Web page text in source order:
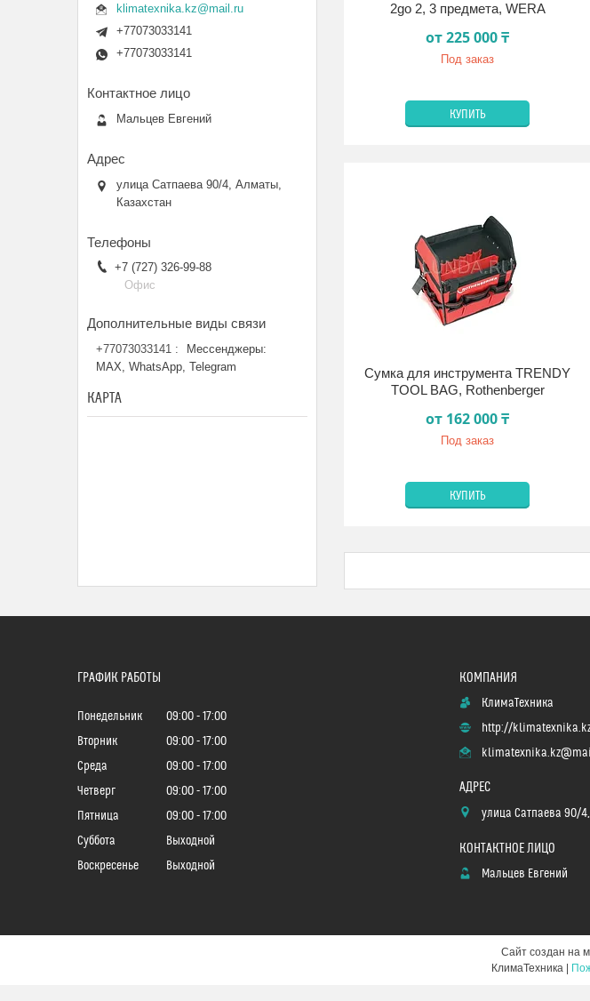
2go 2, 3 предмета, WERA
от 225 000 ₸
Под заказ
КУПИТЬ
Сумка для инструмента TRENDY
TOOL BAG, Rothenberger
от 162 000 ₸
Под заказ
КУПИТЬ
klimatexnika.kz@mail.ru
+77073033141
+77073033141
Мальцев Евгений
улица Сатпаева 90/4, Алматы,
Казахстан
+7 (727) 326-99-88
Офис
+77073033141
Мессенджеры:
MAX, WhatsApp, Telegram
КАРТА
ГРАФИК РАБОТЫ
Понедельник 09:00
17:00
Вторник
09:00
17:00
Среда
09:00
17:00
Четверг
09:00
17:00
Пятница
09:00
17:00
Суббота
Выходной
Воскресенье
Выходной
КлимаТехника
http://
улица Сатпаева 90/
Мальцев Евгений
Сайт создан на